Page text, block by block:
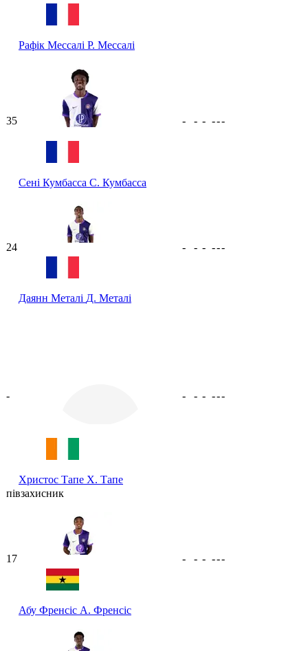
Рафік Мессалі Р. Мессалі
35
Сені Кумбасса С. Кумбасса
- - - ---
24
Даянн Металі Д. Металі
- - - ---
-
Христос Тапе Х. Тапе
- - - ---
півзахисник
17
Абу Френсіс А. Френсіс
- - - ---